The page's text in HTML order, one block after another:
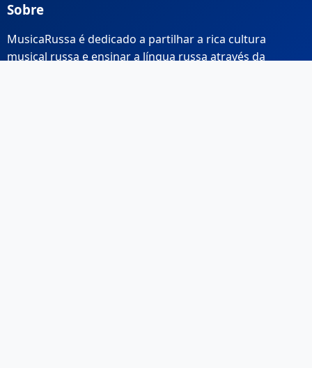
Sobre
MusicaRussa é dedicado a partilhar a rica cultura
musical russa e ensinar a língua russa através da